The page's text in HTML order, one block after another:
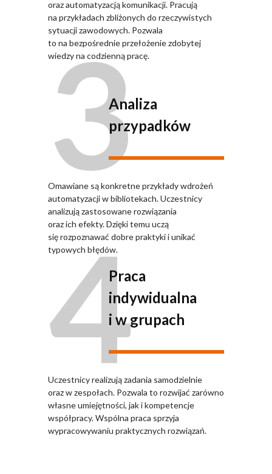
oraz automatyzacją komunikacji. Pracują
na przykładach zbliżonych do rzeczywistych
sytuacji zawodowych. Pozwala
to na bezpośrednie przełożenie zdobytej
wiedzy na codzienną pracę.
3Analiza
przypadków
Omawiane są konkretne przykłady wdrożeń
automatyzacji w bibliotekach. Uczestnicy
analizują zastosowane rozwiązania
oraz ich efekty. Dzięki temu uczą
się rozpoznawać dobre praktyki i unikać
typowych błędów.
4
Praca
indywidualna
i w grupach
Uczestnicy realizują zadania samodzielnie
oraz w zespołach. Pozwala to rozwijać zarówno
własne umiejętności, jak i kompetencje
współpracy. Wspólna praca sprzyja
wypracowywaniu praktycznych rozwiązań.